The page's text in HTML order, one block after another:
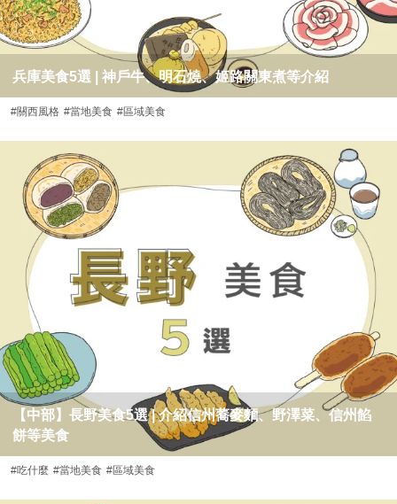
兵庫美食5選 | 神戶牛、明石燒、姬路關東煮等介紹
#關西風格 #當地美食 #區域美食
【中部】長野美食5選 | 介紹信州蕎麥麵、野澤菜、信州餡
餅等美食
#吃什麼 #當地美食 #區域美食